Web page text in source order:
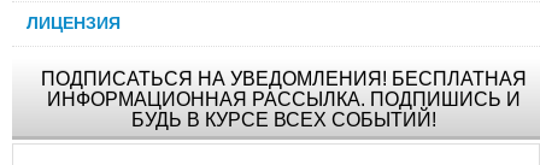
ЛИЦЕНЗИЯ
ПОДПИСАТЬСЯ НА УВЕДОМЛЕНИЯ! БЕСПЛАТНАЯ
ИНФОРМАЦИОННАЯ РАССЫЛКА. ПОДПИШИСЬ И
БУДЬ В КУРСЕ ВСЕХ СОБЫТИЙ!